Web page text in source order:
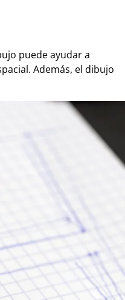
puede ayudar a
Además, el dibujo